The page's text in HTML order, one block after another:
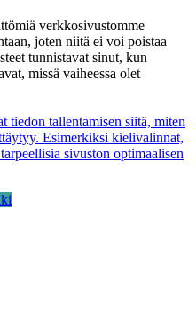
verkkosivustomme
joten niitä ei voi poistaa
tunnistavat sinut, kun
missä vaiheessa olet
tiedon tallentamisen siitä, miten
Esimerkiksi kielivalinnat,
sivuston optimaalisen